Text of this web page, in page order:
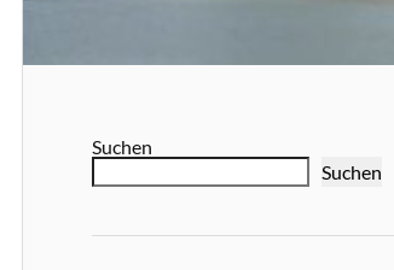
Suchen
Suchen